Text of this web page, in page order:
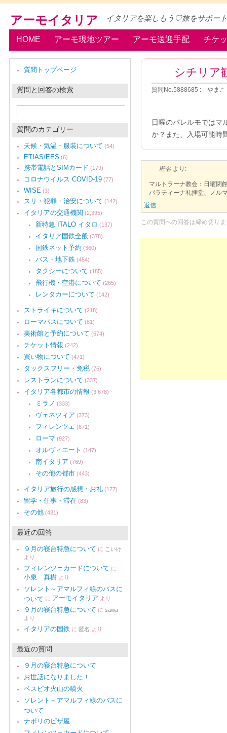
アーモイタリア イタリアを楽しもう♡旅をサポート
HOME アーモ現地ツアー アーモ送迎手配 チケ
シチリア
質問No.5888685 : やまこ
日曜のパレルモではマ
か？また、入場可能時
匿名 より:
マルトラーナ教会：日曜閉
パラティーナ礼拝堂、ノル
返信
この質問への回答は締め切り
質問トップページ
質問と回答の検索
質問のカテゴリー
天候・気温・服装について (54)
ETIAS/EES (6)
携帯電話とSIMカード (179)
コロナウイルス COVID-19 (77)
WISE (3)
スリ・犯罪・治安について (142)
イタリアの交通機関 (2,395)
新特急 ITALO イタロ (137)
イタリア国鉄全般 (378)
国鉄ネット予約 (360)
バス・地下鉄 (454)
タクシーについて (185)
飛行機・空港について (265)
レンタカーについて (142)
ストライキについて (218)
ローマパスについて (81)
美術館と予約について (674)
チケット情報 (242)
買い物について (471)
タックスフリー・免税 (76)
レストランについて (337)
イタリア各都市の情報 (3,678)
ミラノ (333)
ヴェネツィア (373)
フィレンツェ (671)
ローマ (927)
オルヴィエート (147)
南イタリア (769)
その他の都市 (443)
イタリア旅行の感想・お礼 (177)
留学・仕事・滞在 (83)
その他 (431)
最近の回答
９月の寝台特急について に こいけ
より
フィレンツェカードについて に
小泉 真樹 より
ソレント～アマルフィ線のバスに
ついて に アーモイタリア より
９月の寝台特急について に sawa
より
イタリアの国鉄 に 匿名 より
最近の質問
９月の寝台特急について
お世話になりました！
ベスピオ火山の噴火
ソレント～アマルフィ線のバスに
ついて
ナポリのピザ屋